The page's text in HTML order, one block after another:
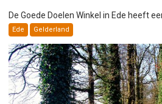
De Goede Doelen Winkel in Ede heeft
Ede Gelderland